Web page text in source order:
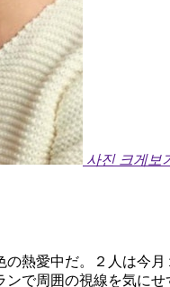
사진 크게보
熱愛中だ。２人は今
で周囲の視線を気に